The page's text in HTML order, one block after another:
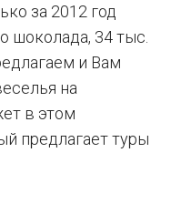
за 2012 год
шоколада, 34 тыс.
и Вам
на
в этом
предлагает туры